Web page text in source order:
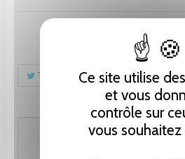
Ce site utilise
et vous
contrôle sur
vous
Tweet Partager
82.10